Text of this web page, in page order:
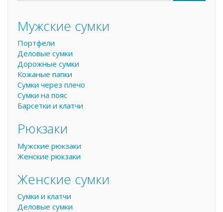
Мужские сумки
Портфели
Деловые сумки
Дорожные сумки
Кожаные папки
Сумки через плечо
Сумки на пояс
Барсетки и клатчи
Рюкзаки
Мужские рюкзаки
Женские рюкзаки
Женские сумки
Сумки и клатчи
Деловые сумки